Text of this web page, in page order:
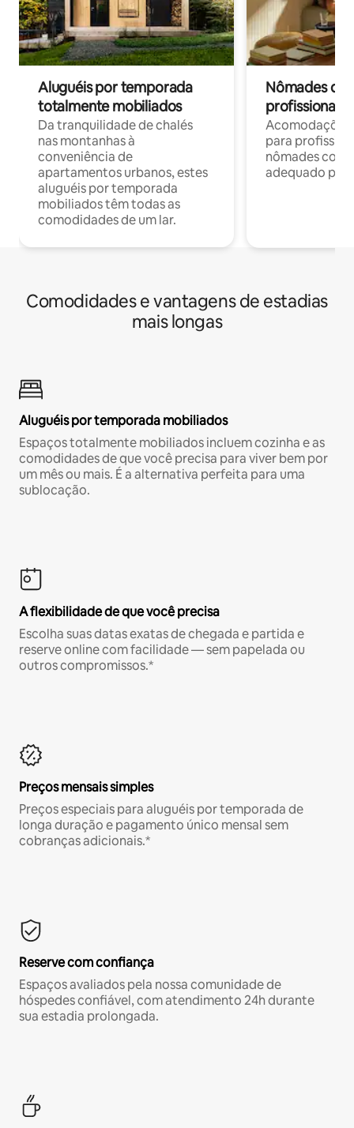
Aluguéis por temporada
totalmente mobiliados
Da tranquilidade de chalés
nas montanhas à
conveniência de
apartamentos urbanos, estes
aluguéis por temporada
mobiliados têm todas as
comodidades de um lar.
Nômades
profissionais
para
nômades com
adequado
Comodidades e vantagens de estadias
mais longas
Aluguéis por temporada mobiliados
Espaços totalmente mobiliados incluem cozinha e as
comodidades de que você precisa para viver bem por
um mês ou mais. É a alternativa perfeita para uma
sublocação.
A flexibilidade de que você precisa
Escolha suas datas exatas de chegada e partida e
reserve online com facilidade — sem papelada ou
outros compromissos.*
Preços mensais simples
Preços especiais para aluguéis por temporada de
longa duração e pagamento único mensal sem
cobranças adicionais.*
Reserve com confiança
Espaços avaliados pela nossa comunidade de
hóspedes confiável, com atendimento 24h durante
sua estadia prolongada.